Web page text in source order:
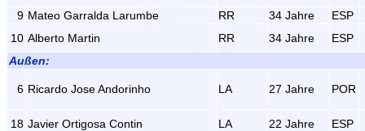
9 Mateo Garralda Larumbe RR 34 Jahre
ESP
10 Alberto Martin RR 34 Jahre
ESP
Außen:
6 Ricardo Jose Andorinho LA 27 Jahre POR
18 Javier Ortigosa Contin LA 22 Jahre ESP